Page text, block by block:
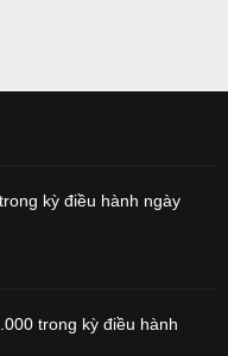
kỳ điều hành ngày
trong kỳ điều hành